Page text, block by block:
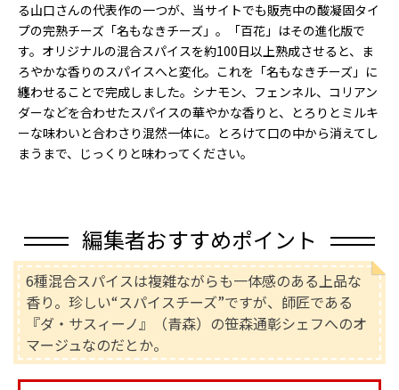
る山口さんの代表作の一つが、当サイトでも販売中の酸凝固タイ
プの完熟チーズ「名もなきチーズ」。「百花」はその進化版で
す。オリジナルの混合スパイスを約100日以上熟成させると、ま
ろやかな香りのスパイスへと変化。これを「名もなきチーズ」に
纏わせることで完成しました。シナモン、フェンネル、コリアン
ダーなどを合わせたスパイスの華やかな香りと、とろりとミルキ
ーな味わいと合わさり混然一体に。とろけて口の中から消えてし
まうまで、じっくりと味わってください。
編集者おすすめポイント
6種混合スパイスは複雑ながらも一体感のある上品な
香り。珍しい“スパイスチーズ”ですが、師匠である
『ダ・サスィーノ』（青森）の笹森通彰シェフへのオ
マージュなのだとか。